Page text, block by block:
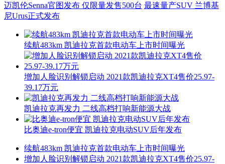
迈凯伦Senna官图发布 仅限量发售500台 最速量产SUV 兰博基
尼Urus正式发布
续航483km 凯迪拉克首款电动车上市时间曝光
增加人脸识别解锁启动 2021款凯迪拉克XT4售价25.97-
39.17万元
凯迪拉克再发力 二线高档打响新能源大战
比奥迪e-tron便宜 凯迪拉克电动SUV后年发布
续航483km 凯迪拉克首款电动车上市时间曝光
增加人脸识别解锁启动 2021款凯迪拉克XT4售价25.97-